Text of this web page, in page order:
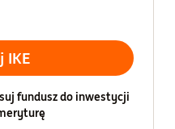
IKE
fundusz do inwestycji